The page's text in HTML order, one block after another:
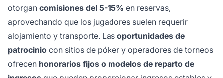
otorgan comisiones del 5-15% en reservas,
aprovechando que los jugadores suelen requerir
alojamiento y transporte. Las oportunidades de
patrocinio con sitios de póker y operadores de torneos
ofrecen honorarios fijos o modelos de reparto de